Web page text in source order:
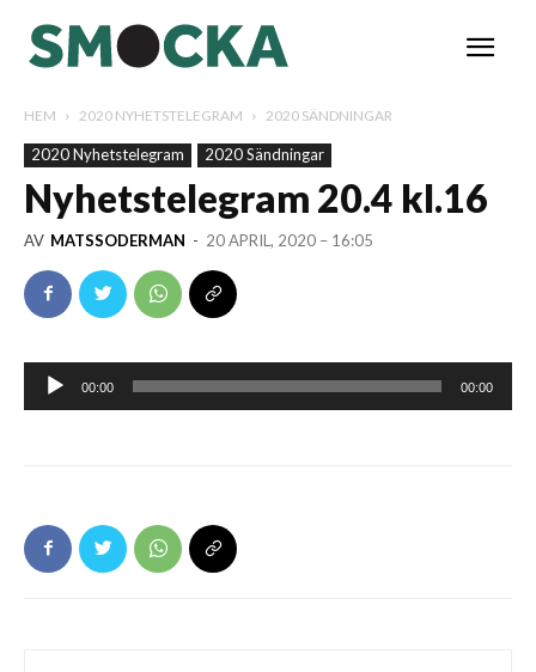
HEM 2020 NYHETSTELEGRAM 2020 SÄNDNINGAR
2020 Nyhetstelegram 2020 Sändningar
Nyhetstelegram 20.4 kl.16
AV MATSSODERMAN - 20 APRIL, 2020 – 16:05
Ljudspelare
00:00 00:00